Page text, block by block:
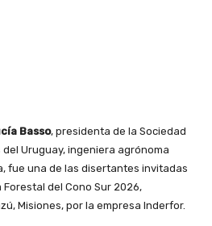
Basso, presidenta de la Sociedad
Uruguay, ingeniera agrónoma
fue una de las disertantes invitadas
del Cono Sur 2026,
Misiones, por la empresa Inderfor.